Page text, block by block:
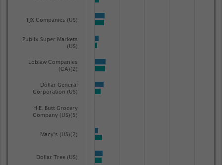
axis
Nettoumsatz
Dollar.
Range:
-0.09457690135200128
Publix Super Markets
(US)
H.E. Butt Grocery
Company (US)(5)
TJX Companies (US)
Loblaw Companies
(CA)(2)
Dollar General
Corporation (US)
Macy's (US)(2)
Dollar Tree (US)